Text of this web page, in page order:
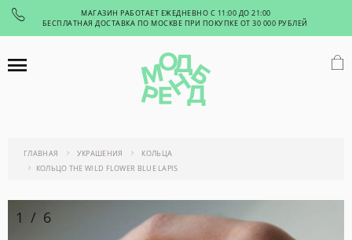
МАГАЗИН РАБОТАЕТ ЕЖЕДНЕВНО С 11:00 ДО 21:00
БЕСПЛАТНАЯ ДОСТАВКА ПО МОСКВЕ ПРИ ПОКУПКЕ ОТ 30 000 РУБЛЕЙ
ГЛАВНАЯ УКРАШЕНИЯ
КОЛЬЦА
КОЛЬЦО THE WILD FLOWER BLUE LAPIS
1 / 6